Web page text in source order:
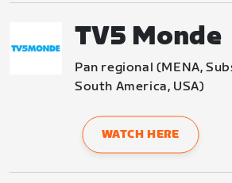
TV5 Monde
Pan regional (MENA,
South America, USA)
WATCH HERE